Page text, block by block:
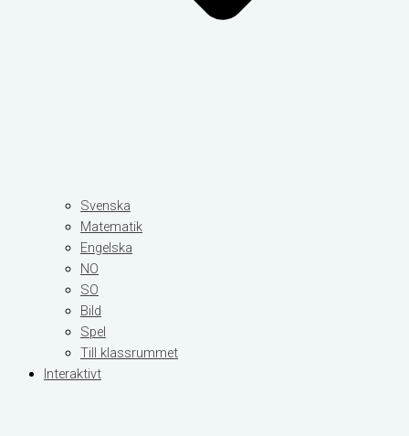
Svenska
Matematik
Engelska
NO
SO
Bild
Spel
Till klassrummet
Interaktivt